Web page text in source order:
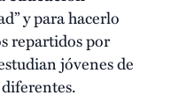
y para hacerlo
repartidos por
jóvenes de